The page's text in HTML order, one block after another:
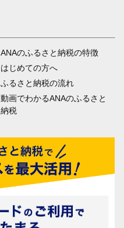
ANAのふるさと納税の特徴
はじめての方へ
ふるさと納税の流れ
動画でわかるANAのふるさと
納税